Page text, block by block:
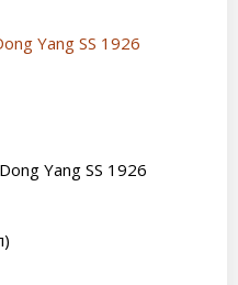
Yang SS 1926